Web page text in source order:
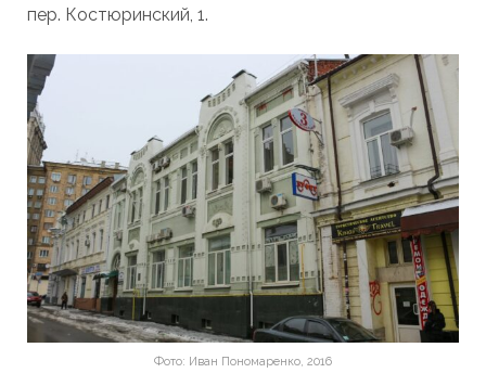
пер. Костюринский, 1.
Фото: Иван Пономаренко, 2016